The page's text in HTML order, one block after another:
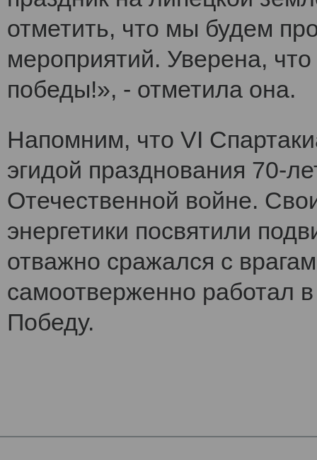
отметить, что мы будем
мероприятий. Уверена,
победы!», - отметила она.
Напомним, что VI
эгидой празднования 70-
Отечественной войне.
энергетики посвятили
отважно сражался с
самоотверженно работал
Победу.